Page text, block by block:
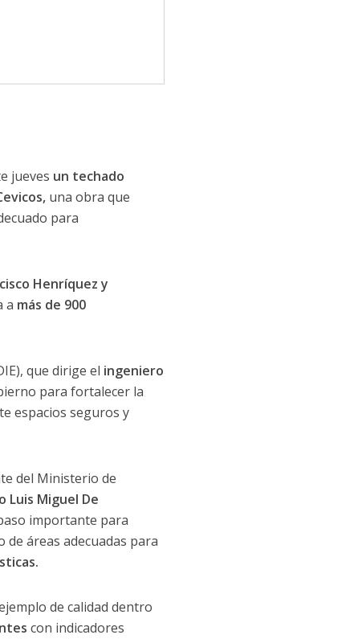
jueves un techado
una obra que
para
Henríquez y
a más de 900
que dirige el ingeniero
para fortalecer la
espacios seguros y
del Ministerio de
Luis Miguel De
importante para
áreas adecuadas para
de calidad dentro
con indicadores